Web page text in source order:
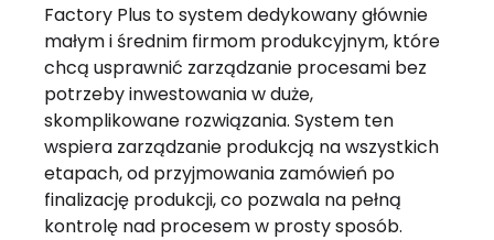
Factory Plus to system dedykowany głównie
małym i średnim firmom produkcyjnym, które
chcą usprawnić zarządzanie procesami bez
potrzeby inwestowania w duże,
skomplikowane rozwiązania. System ten
wspiera zarządzanie produkcją na wszystkich
etapach, od przyjmowania zamówień po
finalizację produkcji, co pozwala na pełną
kontrolę nad procesem w prosty sposób.